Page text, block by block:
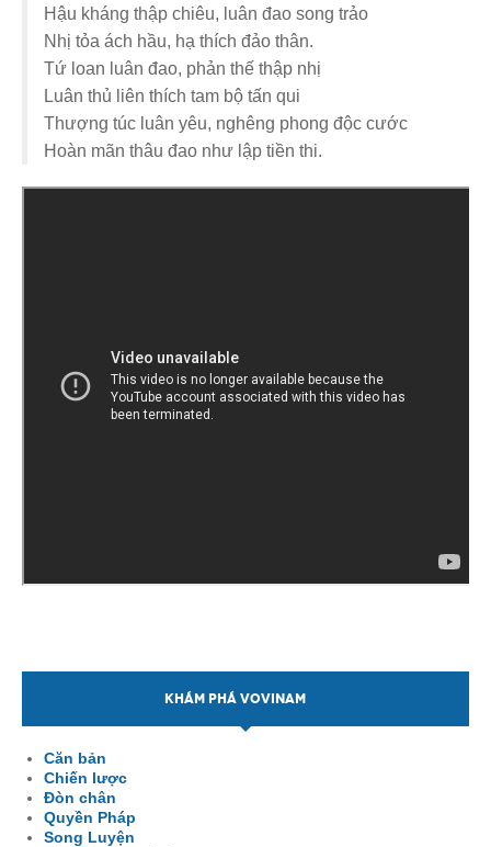
Hậu kháng thập chiêu, luân đao song trảo
Nhị tỏa ách hầu, hạ thích đảo thân.
Tứ loan luân đao, phản thế thập nhị
Luân thủ liên thích tam bộ tấn qui
Thượng túc luân yêu, nghêng phong độc cước
Hoàn mãn thâu đao như lập tiền thi.
KHÁM PHÁ VOVINAM
Căn bản
Chiến lược
Đòn chân
Quyền Pháp
Song Luyện